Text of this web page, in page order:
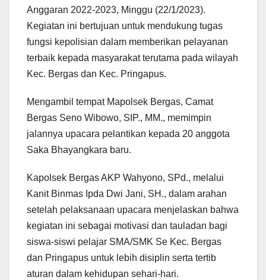
Anggaran 2022-2023, Minggu (22/1/2023).
Kegiatan ini bertujuan untuk mendukung tugas
fungsi kepolisian dalam memberikan pelayanan
terbaik kepada masyarakat terutama pada wilayah
Kec. Bergas dan Kec. Pringapus.
Mengambil tempat Mapolsek Bergas, Camat
Bergas Seno Wibowo, SIP., MM., memimpin
jalannya upacara pelantikan kepada 20 anggota
Saka Bhayangkara baru.
Kapolsek Bergas AKP Wahyono, SPd., melalui
Kanit Binmas Ipda Dwi Jani, SH., dalam arahan
setelah pelaksanaan upacara menjelaskan bahwa
kegiatan ini sebagai motivasi dan tauladan bagi
siswa-siswi pelajar SMA/SMK Se Kec. Bergas
dan Pringapus untuk lebih disiplin serta tertib
aturan dalam kehidupan sehari-hari.